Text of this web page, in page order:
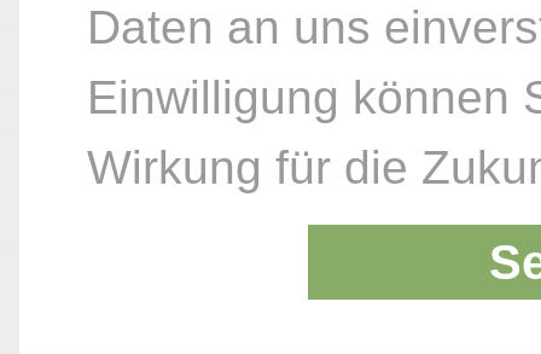
Daten an uns
Einwilligung können
Wirkung für die